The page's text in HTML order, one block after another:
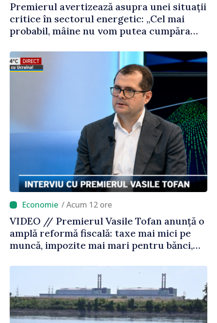
Premierul avertizează asupra unei situații
critice în sectorul energetic: „Cel mai
probabil, mâine nu vom putea cumpăra
/ Acum 12 ore
VIDEO // Premierul Vasile Tofan anunță o
amplă reformă fiscală: taxe mai mici pe
muncă, impozite mai mari pentru bănci,